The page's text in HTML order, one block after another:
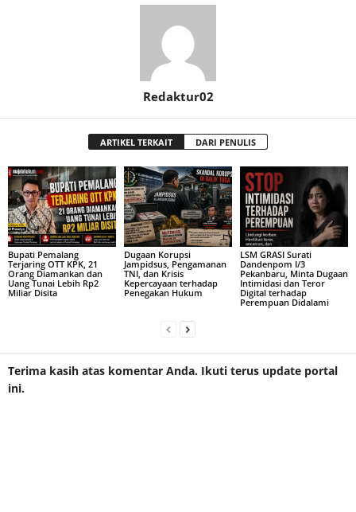
Redaktur02
ARTIKEL TERKAIT DARI PENULIS
Bupati Pemalang
Terjaring OTT KPK, 21
Orang Diamankan dan
Uang Tunai Lebih Rp2
Miliar Disita
Dugaan Korupsi
Jampidsus, Pengamanan
TNI, dan Krisis
Kepercayaan terhadap
Penegakan Hukum
LSM GRASI Surati
Dandenpom I/3
Pekanbaru, Minta Dugaan
Intimidasi dan Teror
Digital terhadap
Perempuan Didalami
Terima kasih atas komentar Anda. Ikuti terus update portal
ini.